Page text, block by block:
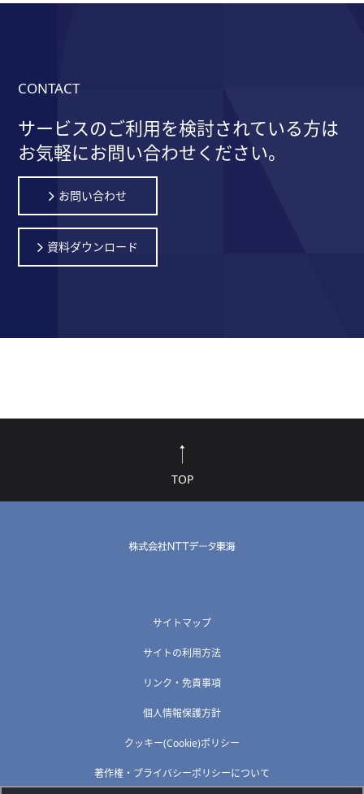
CONTACT
サービスのご利用を検討されている方は
お気軽にお問い合わせください。
お問い合わせ
資料ダウンロード
TOP
サイトマップ
サイトの利用方法
リンク・免責事項
個人情報保護方針
クッキー(Cookie)ポリシー
著作権・プライバシーポリシーについて